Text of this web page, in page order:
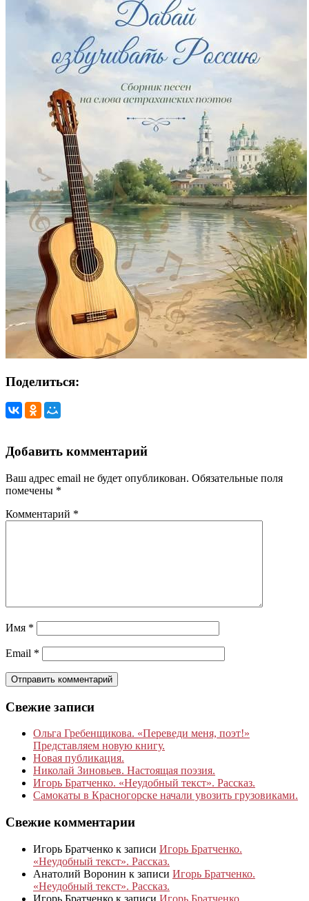
Поделиться:
Добавить комментарий
Ваш адрес email не будет опубликован. Обязательные поля
помечены *
Комментарий *
Имя *
Email *
Свежие записи
Ольга Гребенщикова. «Переведи меня, поэт!»
Представляем новую книгу.
Новая публикация.
Николай Зиновьев. Настоящая поэзия.
Игорь Братченко. «Неудобный текст». Рассказ.
Самокаты в Красногорске начали увозить грузовиками.
Свежие комментарии
Игорь Братченко к записи Игорь Братченко.
«Неудобный текст». Рассказ.
Анатолий Воронин к записи Игорь Братченко.
«Неудобный текст». Рассказ.
Игорь Братченко к записи Игорь Братченко.